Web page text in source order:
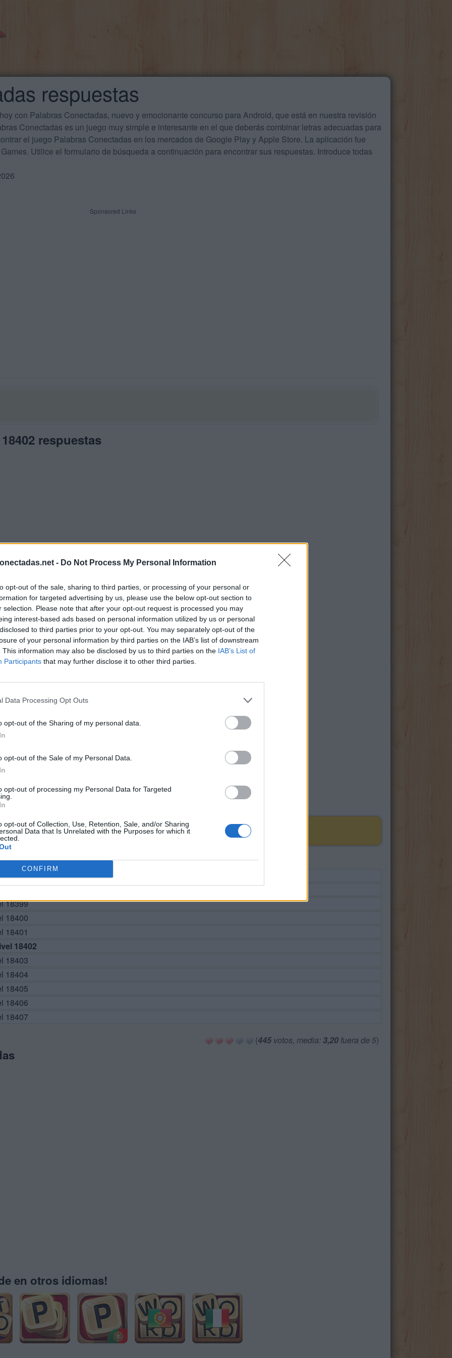
- Do Not Process My Personal Information
opt-out of the sale, sharing to third parties, or processing of your personal or
for targeted advertising by us, please use the below opt-out section to
selection. Please note that after your opt-out request is processed you may
interest-based ads based on personal information utilized by us or personal
to third parties prior to your opt-out. You may separately opt-out of the
of your personal information by third parties on the IAB’s list of downstream
This information may also be disclosed by us to third parties on the IAB’s List of
Participants that may further disclose it to other third parties.
Data Processing Opt Outs
opt-out of the Sharing of my personal data.
opt-out of the Sale of my Personal Data.
opt-out of processing my Personal Data for Targeted
opt-out of Collection, Use, Retention, Sale, and/or Sharing
Data that Is Unrelated with the Purposes for which it
CONFIRM
respuestas
con Palabras Conectadas, nuevo y emocionante concurso para Android, que está en nuestra revisión
Conectadas es un juego muy simple e interesante en el que deberás combinar letras adecuadas para
el juego Palabras Conectadas en los mercados de Google Play y Apple Store. La aplicación fue
Utilice el formulario de búsqueda a continuación para encontrar sus respuestas. Introduce todas
Sponsored Links
respuestas
BUSCAR MÁS RESPUESTAS
18397
18398
18399
18400
18401
18402
18403
18404
18405
18406
18407
(445votos, media: 3,20 fuera de 5)
en otros idiomas!